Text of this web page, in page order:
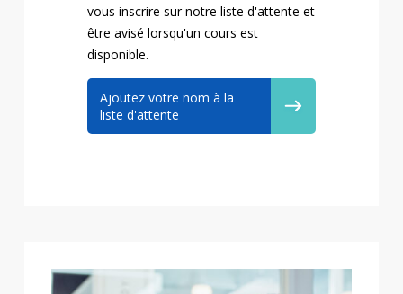
vous inscrire sur notre liste d'attente et
être avisé lorsqu'un cours est
disponible.
Ajoutez votre nom à la
liste d'attente